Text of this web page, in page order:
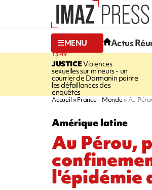
MENU Actus
13:49
JUSTICEViolences
sexuelles sur mineurs - un
courrier de Darmanin pointe
les défaillances des
enquêtes
Accueil France - Monde Au
Amérique latine
Au Pérou,
l'épidémie